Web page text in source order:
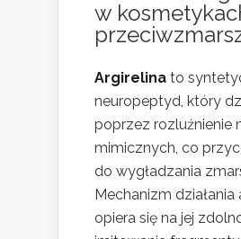
w
Argirelina to
neuropeptyd, który
poprzez rozluźnienie
mimicznych, co
do wygładzania
Mechanizm działania
opiera się na jej